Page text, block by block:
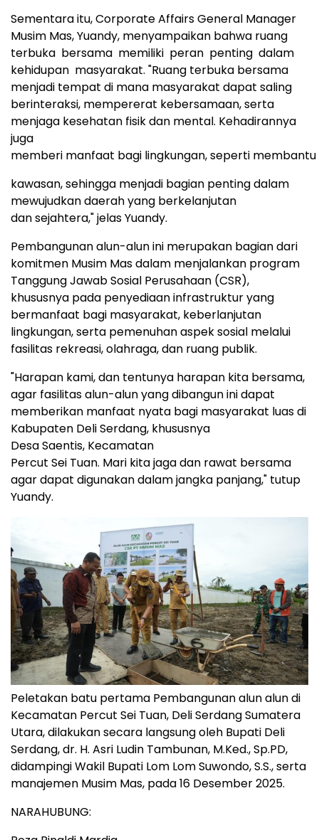
Sementara itu, Corporate Affairs General Manager
Musim Mas, Yuandy, menyampaikan bahwa ruang
terbuka bersama memiliki peran penting dalam
kehidupan masyarakat. "Ruang terbuka bersama
menjadi tempat di mana masyarakat dapat saling
berinteraksi, mempererat kebersamaan, serta
menjaga kesehatan fisik dan mental. Kehadirannya
juga
memberi manfaat bagi lingkungan, seperti
kawasan, sehingga menjadi bagian penting dalam
mewujudkan daerah yang berkelanjutan
dan sejahtera," jelas Yuandy.
Pembangunan alun-alun ini merupakan bagian dari
komitmen Musim Mas dalam menjalankan program
Tanggung Jawab Sosial Perusahaan (CSR),
khususnya pada penyediaan infrastruktur yang
bermanfaat bagi masyarakat, keberlanjutan
lingkungan, serta pemenuhan aspek sosial melalui
fasilitas rekreasi, olahraga, dan ruang publik.
"Harapan kami, dan tentunya harapan kita bersama,
agar fasilitas alun-alun yang dibangun ini dapat
memberikan manfaat nyata bagi masyarakat luas di
Kabupaten Deli Serdang, khususnya
Desa Saentis, Kecamatan
Percut Sei Tuan. Mari kita jaga dan rawat bersama
agar dapat digunakan dalam jangka panjang," tutup
Yuandy.
Peletakan batu pertama Pembangunan alun alun di
Kecamatan Percut Sei Tuan, Deli Serdang Sumatera
Utara, dilakukan secara langsung oleh Bupati Deli
Serdang, dr. H. Asri Ludin Tambunan, M.Ked., Sp.PD,
didampingi Wakil Bupati Lom Lom Suwondo, S.S., serta
manajemen Musim Mas, pada 16 Desember 2025.
NARAHUBUNG: